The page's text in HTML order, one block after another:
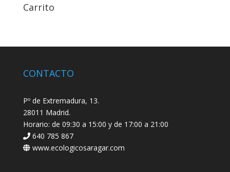
Carrito
CONTACTO
Pº de Extremadura, 13.
28011 Madrid.
Horario: de 09:30 a 15:00 y de 17:00 a 21:00
640 785 867
www.ecologicosaragar.com